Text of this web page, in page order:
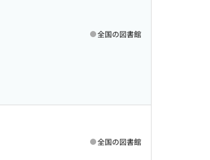
全国の図書館
全国の図書館